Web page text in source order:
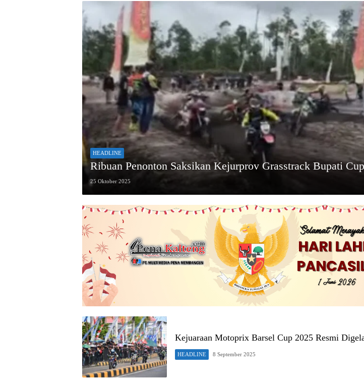
HEADLINE
Ribuan Penonton Saksikan Kejurprov Grasstrack Bupati
25 Oktober 2025
Kejuaraan Motoprix Barsel Cup 2025 Resmi
HEADLINE 8 September 2025